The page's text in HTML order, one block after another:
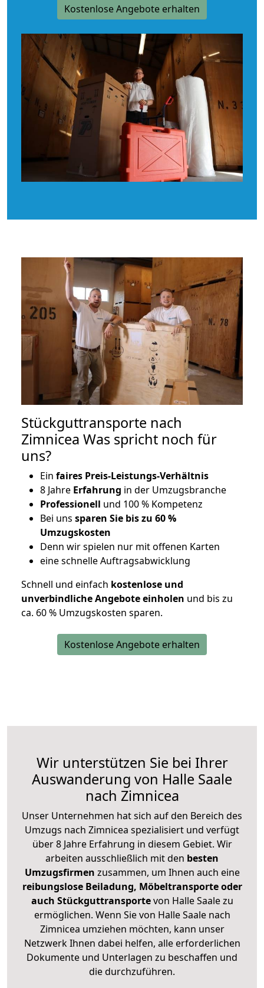
Kostenlose Angebote erhalten
Stückguttransporte nach
Zimnicea Was spricht noch für
uns?
Ein faires Preis-Leistungs-Verhältnis
8 Jahre Erfahrung in der Umzugsbranche
Professionell und 100 % Kompetenz
Bei uns sparen Sie bis zu 60 %
Umzugskosten
Denn wir spielen nur mit offenen Karten
eine schnelle Auftragsabwicklung
Schnell und einfach kostenlose und
unverbindliche Angebote einholen und bis zu
ca. 60 % Umzugskosten sparen.
Kostenlose Angebote erhalten
Wir unterstützen Sie bei Ihrer
Auswanderung von Halle Saale
nach Zimnicea
Unser Unternehmen hat sich auf den Bereich des
Umzugs nach Zimnicea spezialisiert und verfügt
über 8 Jahre Erfahrung in diesem Gebiet. Wir
arbeiten ausschließlich mit den besten
Umzugsfirmen zusammen, um Ihnen auch eine
reibungslose Beiladung, Möbeltransporte oder
auch Stückguttransportevon Halle Saale zu
ermöglichen. Wenn Sie von Halle Saale nach
Zimnicea umziehen möchten, kann unser
Netzwerk Ihnen dabei helfen, alle erforderlichen
Dokumente und Unterlagen zu beschaffen und
die durchzuführen.